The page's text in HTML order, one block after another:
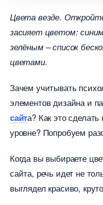
Цвета везде.
засияет цветом:
зелёным – список
цветами.
Зачем учитывать
элементов дизайна и
сайта? Как это
уровне? Попробуем
Когда вы выбираете
сайта, речь идет не
ыглядел красиво,